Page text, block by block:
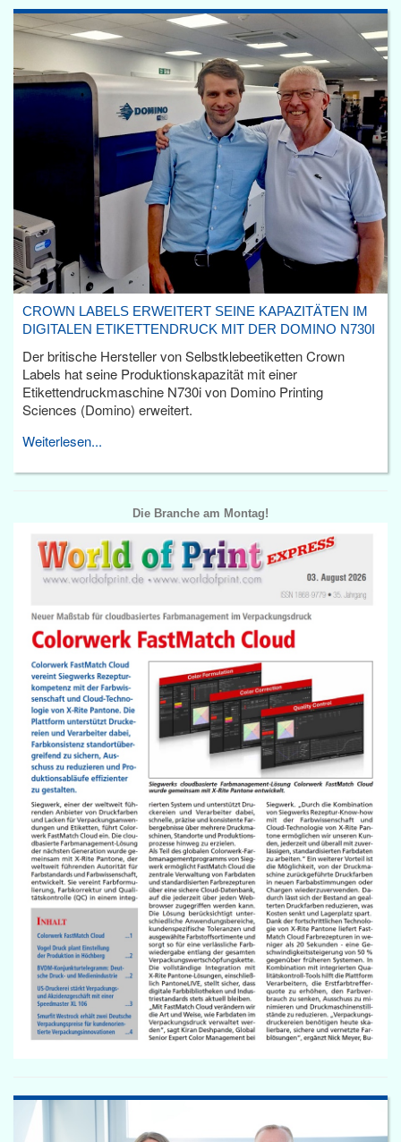
CROWN LABELS ERWEITERT SEINE KAPAZITÄTEN IM
DIGITALEN ETIKETTENDRUCK MIT DER DOMINO N730I
Der britische Hersteller von Selbstklebeetiketten Crown
Labels hat seine Produktionskapazität mit einer
Etikettendruckmaschine N730i von Domino Printing
Sciences (Domino) erweitert.
Weiterlesen...
Die Branche am Montag!